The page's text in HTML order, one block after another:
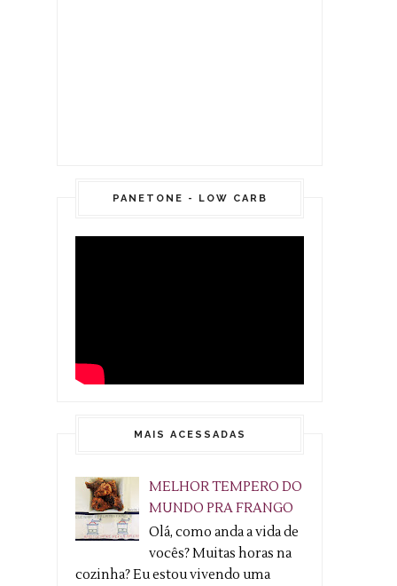
PANETONE - LOW CARB
MAIS ACESSADAS
MELHOR TEMPERO DO
MUNDO PRA FRANGO
Olá, como anda a vida de
vocês? Muitas horas na
cozinha? Eu estou vivendo uma